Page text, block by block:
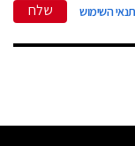
השימוש שלח